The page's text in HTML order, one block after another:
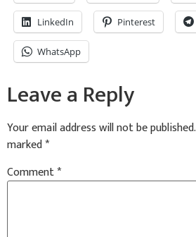
LinkedIn Pinterest
WhatsApp
Leave a Reply
Your email address will not be published.
marked*
Comment*